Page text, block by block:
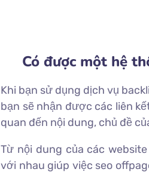
Có được một hệ
Khi bạn sử dụng dịch vụ
bạn sẽ nhận được các liên
quan đến nội dung, chủ đề
Từ nội dung của các
với nhau giúp việc seo